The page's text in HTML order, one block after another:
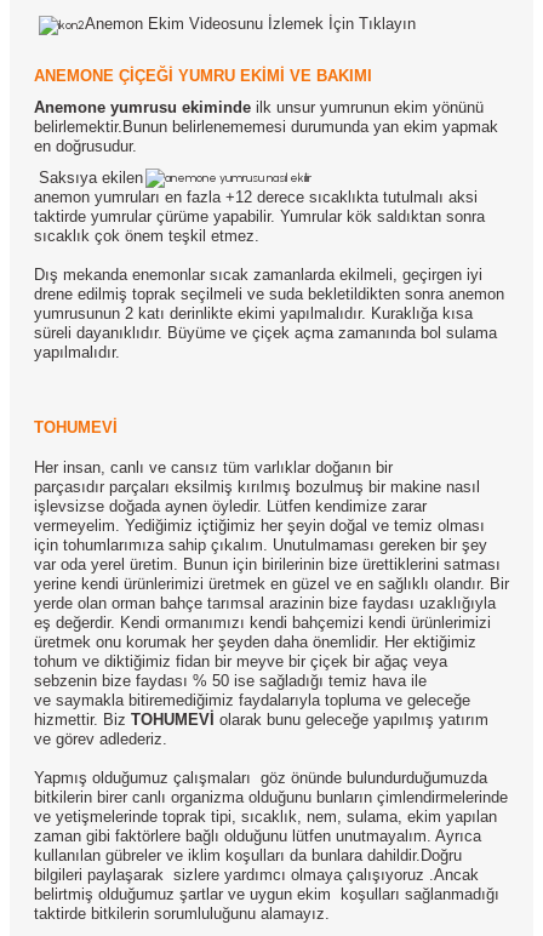
Anemon Ekim Videosunu İzlemek İçin Tıklayın
ANEMONE ÇİÇEĞİ YUMRU EKİMİ VE BAKIMI
Anemone yumrusu ekiminde ilk unsur yumrunun ekim yönünü
belirlemektir.Bunun belirlenememesi durumunda yan ekim yapmak
en doğrusudur.
Saksıya ekilen
anemon yumruları en fazla +12 derece sıcaklıkta tutulmalı aksi
taktirde yumrular çürüme yapabilir. Yumrular kök saldıktan sonra
sıcaklık çok önem teşkil etmez.
Dış mekanda enemonlar sıcak zamanlarda ekilmeli, geçirgen iyi
drene edilmiş toprak seçilmeli ve suda bekletildikten sonra anemon
yumrusunun 2 katı derinlikte ekimi yapılmalıdır. Kuraklığa kısa
süreli dayanıklıdır. Büyüme ve çiçek açma zamanında bol sulama
yapılmalıdır.
TOHUMEVİ
Her insan, canlı ve cansız tüm varlıklar doğanın bir
parçasıdır parçaları eksilmiş kırılmış bozulmuş bir makine nasıl
işlevsizse doğada aynen öyledir. Lütfen kendimize zarar
vermeyelim. Yediğimiz içtiğimiz her şeyin doğal ve temiz olması
için tohumlarımıza sahip çıkalım. Unutulmaması gereken bir şey
var oda yerel üretim. Bunun için birilerinin bize ürettiklerini satması
yerine kendi ürünlerimizi üretmek en güzel ve en sağlıklı olandır. Bir
yerde olan orman bahçe tarımsal arazinin bize faydası uzaklığıyla
eş değerdir. Kendi ormanımızı kendi bahçemizi kendi ürünlerimizi
üretmek onu korumak her şeyden daha önemlidir. Her ektiğimiz
tohum ve diktiğimiz fidan bir meyve bir çiçek bir ağaç veya
sebzenin bize faydası % 50 ise sağladığı temiz hava ile
ve saymakla bitiremediğimiz faydalarıyla topluma ve geleceğe
hizmettir. Biz TOHUMEVİ olarak bunu geleceğe yapılmış yatırım
ve görev adlederiz.
Yapmış olduğumuz çalışmaları göz önünde bulundurduğumuzda
bitkilerin birer canlı organizma olduğunu bunların çimlendirmelerinde
ve yetişmelerinde toprak tipi, sıcaklık, nem, sulama, ekim yapılan
zaman gibi faktörlere bağlı olduğunu lütfen unutmayalım. Ayrıca
kullanılan gübreler ve iklim koşulları da bunlara dahildir.Doğru
bilgileri paylaşarak sizlere yardımcı olmaya çalışıyoruz .Ancak
belirtmiş olduğumuz şartlar ve uygun ekim koşulları sağlanmadığı
taktirde bitkilerin sorumluluğunu alamayız.